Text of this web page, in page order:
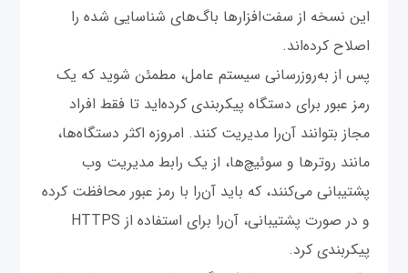
این نسخه‌ از سفت‌افزارها باگ‌های شناسایی شده را
اصلاح کرده‌اند.
پس از به‌روزرسانی سیستم عامل، مطمئن شوید که یک
رمز عبور برای دستگاه پیکربندی کرده‌اید تا فقط افراد
مجاز بتوانند آن‌را مدیریت کنند. امروزه اکثر دستگاه‌ها،
مانند روترها و سوئیچ‌ها، از یک رابط مدیریت وب
پشتیبانی می‌کنند، که باید آن‌را با رمز عبور محافظت کرده
و در صورت پشتیبانی، آن‌را برای استفاده از HTTPS
پیکربندی کرد.